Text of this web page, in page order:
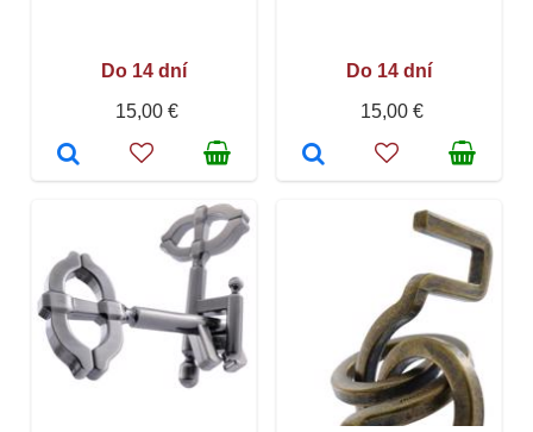
Do 14 dní
15,00 €
Do 14 dní
15,00 €